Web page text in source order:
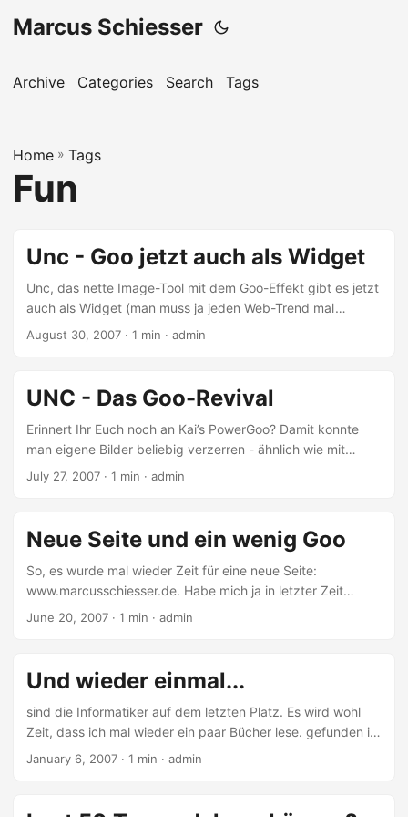
Marcus Schiesser
Archive Categories Search Tags
Home » Tags
Fun
Unc - Goo jetzt auch als Widget
Unc, das nette Image-Tool mit dem Goo-Effekt gibt es jetzt
auch als Widget (man muss ja jeden Web-Trend mal
ausprobieren). Wer also auch in seinen Blog, MySpace oder
entsprechende Seite bei Widgipedia
August 30, 2007 · 1 min · admin
UNC - Das Goo-Revival
Erinnert Ihr Euch noch an Kai’s PowerGoo? Damit konnte
man eigene Bilder beliebig verzerren - ähnlich wie mit
einem Zerrspiegel. Verwendete man den Effekt mit Portraits
von Flex vom DisplacementMapFilter las, dachte ich mir
damit müsste das doch prima gehen. Gesagt getan - ein
paar Wochen später ist daraus UNC entstanden. Mit UNC
könnt Ihr nun eigene Bilder hochladen (momentan max....
July 27, 2007 · 1 min · admin
Neue Seite und ein wenig Goo
So, es wurde mal wieder Zeit für eine neue Seite:
www.marcusschiesser.de. Habe mich ja in letzter Zeit
ziemlich viel mit Adobe Flex beschäftigt - daher dachte ich,
“Über mich” klickt - vielleicht erinnert sich der eine oder
andere noch an Kai’s Power Goo. Mit diesem Effekt kann
man Gesichter verzerren und genau dies kann man auf der
“Über mich” Seite mit dem Bild von mir tun....
June 20, 2007 · 1 min · admin
Und wieder einmal...
sind die Informatiker auf dem letzten Platz. Es wird wohl
Zeit, dass ich mal wieder ein paar Bücher lese. gefunden im
Basic Thinking Blog
January 6, 2007 · 1 min · admin